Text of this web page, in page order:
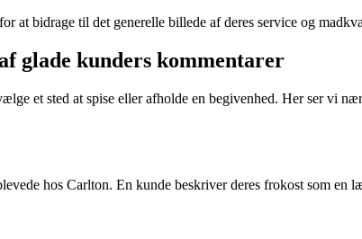
at bidrage til det generelle billede af deres service og
glade kunders kommentarer
et sted at spise eller afholde en begivenhed. Her ser vi
hos Carlton. En kunde beskriver deres frokost som en